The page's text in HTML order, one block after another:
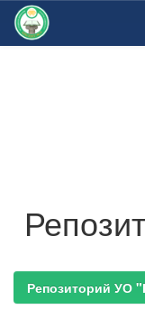
Репозиторий УО